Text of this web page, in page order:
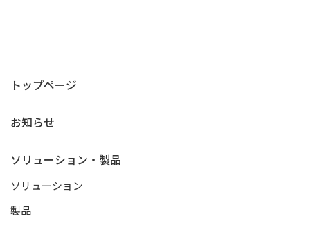
トップページ
お知らせ
ソリューション・製品
ソリューション
製品